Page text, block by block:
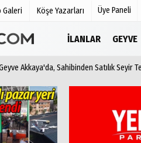
Galeri Köşe Yazarları Üye Paneli
İLANLAR GEYVE
Anketler
Biyografiler
Akkaya'da, Sahibinden Satılık Seyir